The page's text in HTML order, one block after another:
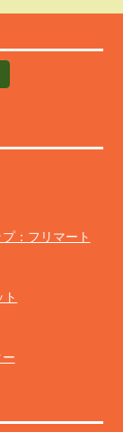
：フリマート